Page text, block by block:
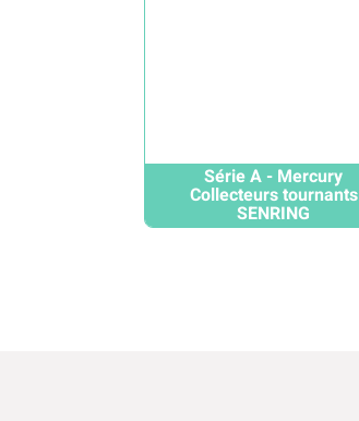
Série A - Mercury
Collecteurs tournants
SENRING